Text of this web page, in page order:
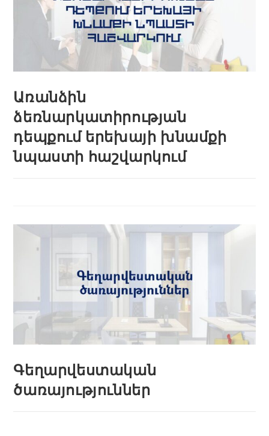
Առանձին
ձեռնարկատիրության
դեպքում երեխայի խնամքի
նպաստի հաշվարկում
Գեղարվեստական
ծառայություններ